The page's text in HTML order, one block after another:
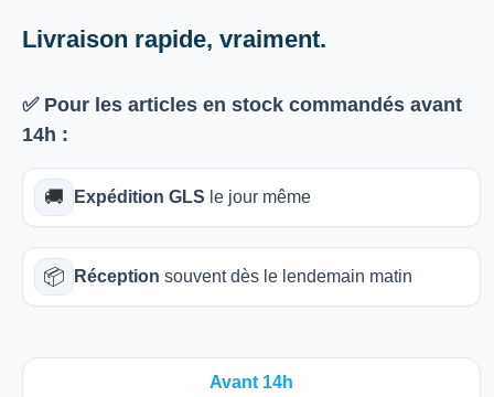
Livraison rapide, vraiment.
✅ Pour les articles en stock commandés avant
14h :
🚚 Expédition GLS le jour même
📦 Réception souvent dès le lendemain matin
Avant 14h